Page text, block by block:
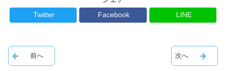
Twitter Facebook LINE